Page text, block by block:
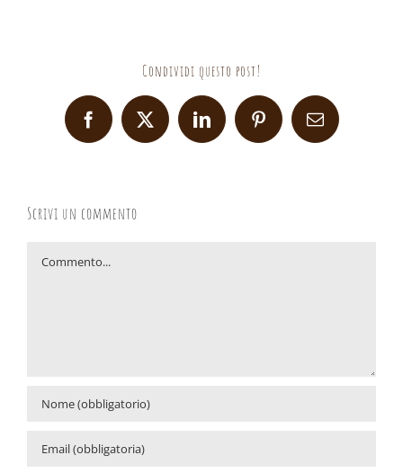
Condividi questo post!
Facebook
X LinkedInPinterestEmail
Scrivi un commento